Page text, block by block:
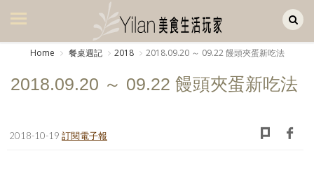
美食集
Home 餐桌週記 2018 2018.09.20 ～ 09.22 饅頭夾蛋新吃法
2018.09.20 ～ 09.22 饅頭夾蛋新吃法
2018-10-19 訂閱電子報